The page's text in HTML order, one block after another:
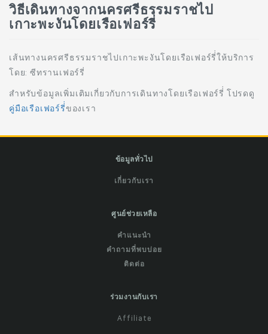
วิธีเดินทางจากนครศรีธรรมราชไป
เกาะพะงันโดยเรือเฟอร์รี่่
เส้นทางนครศรีธรรมราชไปเกาะพะงันโดยเรือเฟอร์รี่่ให้บริการ
โดย: ซีทรานเฟอร์รี่
สำหรับข้อมูลเพิ่มเติมเกี่ยวกับการเดินทางโดยเรือเฟอร์รี่่ โปรดดู
คู่มือเรือเฟอร์รี่่ของเรา
ข้อมูลทั่วไป
เกี่ยวกับเรา
ศูนย์ช่วยเหลือ
คำแนะนำ
คำถามที่พบบ่อย
ติดต่อ
ร่วมงานกับเรา
Affiliate